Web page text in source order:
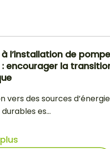
à l’installation de
encourager la
vers des sources
es...